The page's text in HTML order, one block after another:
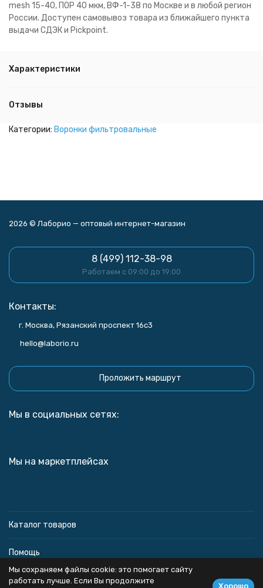
mesh 15-40, ПОР 40 мкм, ВФ-1-38 по Москве и в любой регион
России. Доступен самовывоз товара из ближайшего пункта
выдачи СДЭК и Pickpoint.
Характеристики
Отзывы
Категории: Воронки фильтровальные
2026 © Лаборио — оптовый интернет-магазин
8 (499) 112-38-98
Работаем с 09:00 до 19:00
Контакты:
г. Москва, Рязанский проспект 16с3
hello@laborio.ru
Проложить маршрут
Мы в социальных сетях:
Мы на маркетплейсах
Каталог товаров
Помощь
Информация
Мы сохраняем файлы cookie: это помогает сайту
работать лучше. Если Вы продолжите
Хорошо